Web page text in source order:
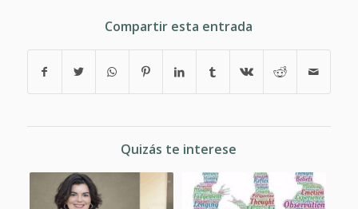
Compartir esta entrada
Quizás te interese